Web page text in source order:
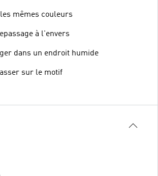
mêmes couleurs
à l'envers
dans un endroit humide
sur le motif